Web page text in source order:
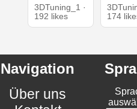
3DTuning_1 ·
192 likes
174
Navigation
Über uns